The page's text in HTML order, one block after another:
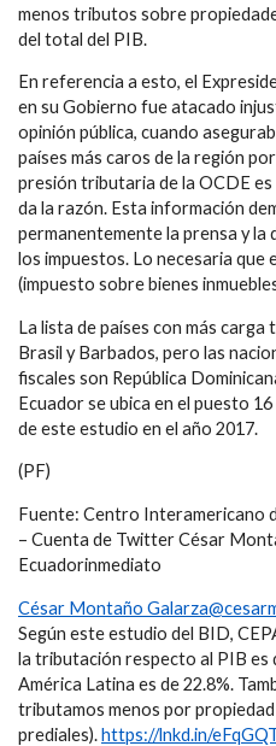
menos tributos sobre
del total del PIB.
En referencia a esto, el
en su Gobierno fue atacado
opinión pública, cuando
países más caros de la región
presión tributaria de la OCDE es
da la razón. Esta información
permanentemente la prensa y
los impuestos. Lo necesaria que
(impuesto sobre bienes
La lista de países con más
Brasil y Barbados, pero las
fiscales son República
Ecuador se ubica en el puesto
de este estudio en el año 2017.
(PF)
Fuente: Centro Interamericano
– Cuenta de Twitter César
Ecuadorinmediato
César Montaño
Según este estudio del BID,
la tributación respecto al PIB es
América Latina es de 22.8%.
tributamos menos por
prediales).https://lnkd.in/